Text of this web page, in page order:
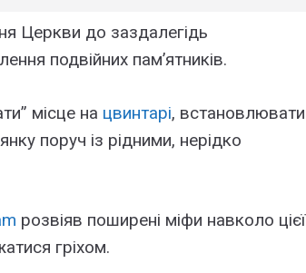
Церкви до заздалегідь
подвійних пам’ятників.
місце на цвинтарі, встановлювати
поруч із рідними, нерідко
розвіяв поширені міфи навколо цієї
гріхом.